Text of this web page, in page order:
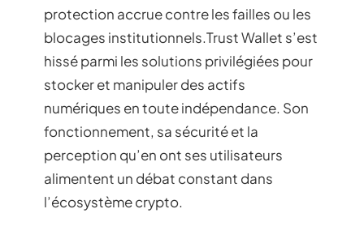
protection accrue contre les failles ou les
blocages institutionnels.Trust Wallet s’est
hissé parmi les solutions privilégiées pour
stocker et manipuler des actifs
numériques en toute indépendance. Son
fonctionnement, sa sécurité et la
perception qu’en ont ses utilisateurs
alimentent un débat constant dans
l’écosystème crypto.